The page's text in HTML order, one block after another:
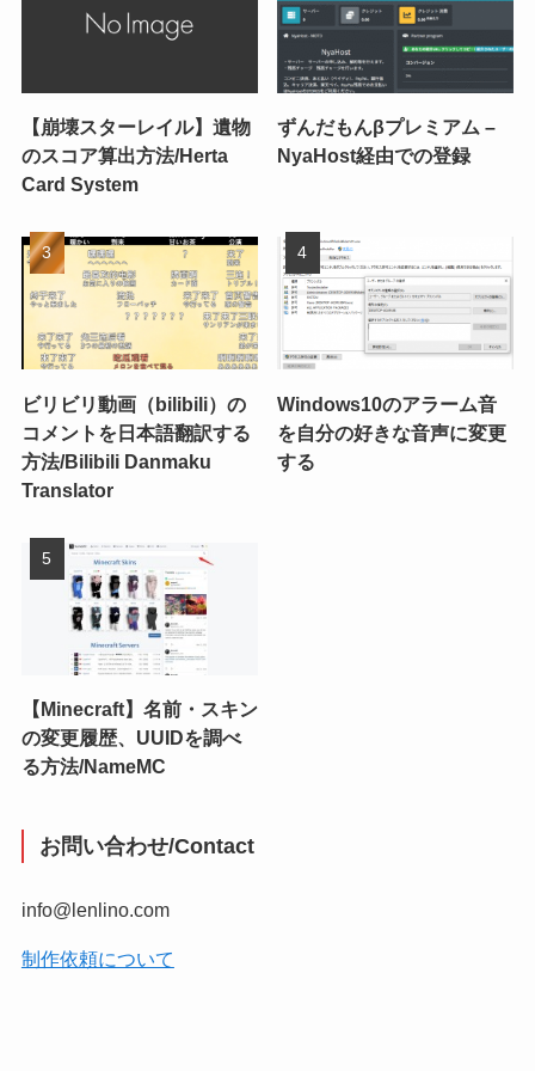
【崩壊スターレイル】遺物
のスコア算出方法/Herta
Card System
ずんだもんβプレミアム –
NyaHost経由での登録
ビリビリ動画（bilibili）の
コメントを日本語翻訳する
方法/Bilibili Danmaku
Translator
Windows10のアラーム音
を自分の好きな音声に変更
する
【Minecraft】名前・スキン
の変更履歴、UUIDを調べ
る方法/NameMC
お問い合わせ/Contact
info@lenlino.com
制作依頼について